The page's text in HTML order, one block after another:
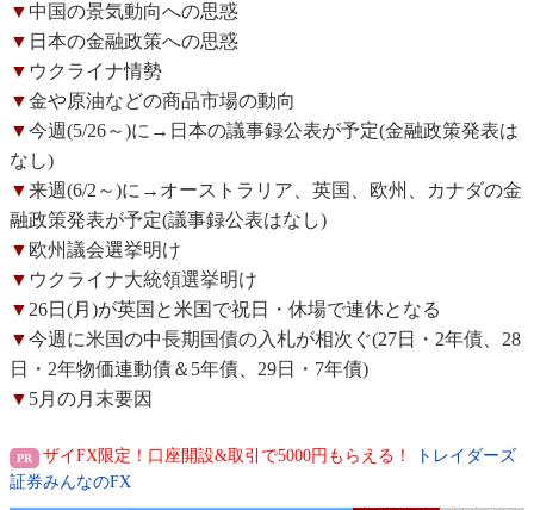
▼ 中国の景気動向への思惑
▼ 日本の金融政策への思惑
▼ ウクライナ情勢
▼金や原油などの商品市場の動向
▼今週(5/26～)に→日本の議事録公表が予定(金融政策発表は
なし)
▼来週(6/2～)に→オーストラリア、英国、欧州、カナダの金
融政策発表が予定(議事録公表はなし)
▼ 欧州議会選挙明け
▼ ウクライナ大統領選挙明け
▼26日(月)が英国と米国で祝日・休場で連休となる
▼今週に米国の中長期国債の入札が相次ぐ(27日・2年債、28
日・2年物価連動債＆5年債、29日・7年債)
▼ 5月の月末要因
ザイFX限定！口座開設&取引で5000円もらえる！
トレイダーズ
証券みんなのFX